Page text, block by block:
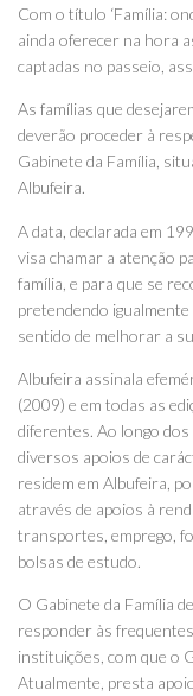
Com o título ‘Família:
ainda oferecer na hora
captadas no passeio,
As famílias que
deverão proceder à
Gabinete da Família,
Albufeira.
A data, declarada em
visa chamar a atenção
família, e para que se
pretendendo igualmente
sentido de melhorar a
Albufeira assinala
(2009) e em todas as
diferentes. Ao longo
diversos apoios de
residem em Albufeira,
através de apoios à
transportes, emprego,
bolsas de estudo.
O Gabinete da Família
responder às
instituições, com que o
Atualmente, presta